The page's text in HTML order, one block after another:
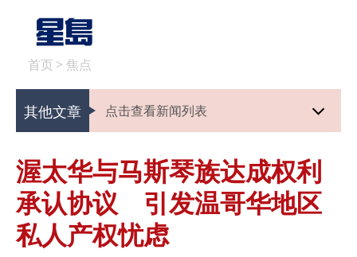
首页 > 焦点
其他文章 点击查看新闻列表
渥太华与马斯琴族达成权利
承认协议 引发温哥华地区
私人产权忧虑